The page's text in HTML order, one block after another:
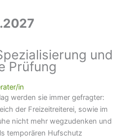
und
Prüfung
in
werden sie immer gefragter:
der Freizeitreiterei, sowie im
nicht mehr wegzudenken und
temporären Hufschutz